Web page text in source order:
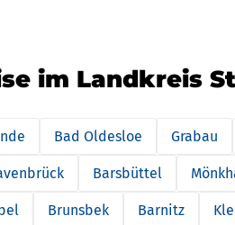
im Landkreis
Bad Oldesloe Grabau
Barsbüttel
Brunsbek Barnitz